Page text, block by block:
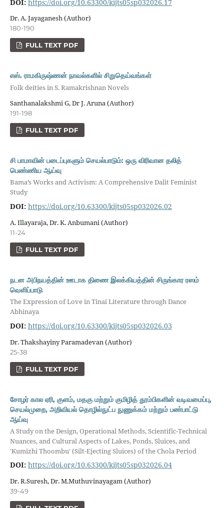
DOI: https://doi.org/10.63300/kijts05sp032026.17
Dr. A. Jayaganesh (Author)
180-190
FULL TEXT PDF
எஸ். ராமகிருஷ்ணன் நாவல்களில் சிறுதெய்வங்கள்
Folk deities in S. Ramakrishnan Novels
Santhanalakshmi G, Dr J. Aruna (Author)
191-198
FULL TEXT PDF
சி பாமாவின் படைப்புகளும் செயல்பாடும்: ஒரு விரிவான தலித்
பெண்ணிய ஆய்வு
Bama’s Works and Activism: A Comprehensive Dalit Feminist
Study
DOI: https://doi.org/10.63300/kijts05sp032026.02
A. Illayaraja, Dr. K. Anbumani (Author)
11-24
FULL TEXT PDF
நடன அபிநயத்தின் ஊடாக திணை இலக்கியத்தின் சிருங்கார ரஸம்
வெளிப்பாடு
The Expression of Love in Tinai Literature through Dance
Abhinaya
DOI: https://doi.org/10.63300/kijts05sp032026.03
Dr. Thakshayiny Paramadevan (Author)
25-38
FULL TEXT PDF
சோழர் கால ஏரி, குளம், மதகு மற்றும் குமிழித் தூம்பிகளின் வடிவமைப்பு,
செயல்முறை, அறிவியல் தொழில்நுட்ப நுணுக்கம் மற்றும் பண்பாட்டு
ஆய்வு
A Study on the Design, Operational Methods, Scientific-Technical
Nuances, and Cultural Aspects of Lakes, Ponds, Sluices, and
'Kumizhi Thoombu' (Silt-Ejecting Sluices) of the Chola Period
DOI: https://doi.org/10.63300/kijts05sp032026.04
Dr. R.Suresh, Dr. M.Muthuvinayagam (Author)
39-49